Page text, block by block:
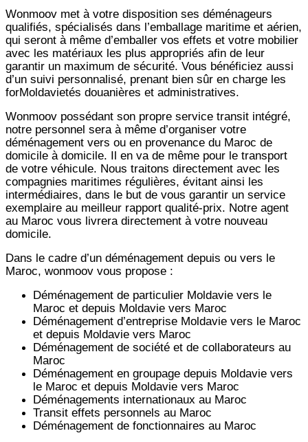
Wonmoov met à votre disposition ses déménageurs
qualifiés, spécialisés dans l’emballage maritime et aérien,
qui seront à même d’emballer vos effets et votre mobilier
avec les matériaux les plus appropriés afin de leur
garantir un maximum de sécurité. Vous bénéficiez aussi
d’un suivi personnalisé, prenant bien sûr en charge les
forMoldavietés douanières et administratives.
Wonmoov possédant son propre service transit intégré,
notre personnel sera à même d’organiser votre
déménagement vers ou en provenance du Maroc de
domicile à domicile. Il en va de même pour le transport
de votre véhicule. Nous traitons directement avec les
compagnies maritimes régulières, évitant ainsi les
intermédiaires, dans le but de vous garantir un service
exemplaire au meilleur rapport qualité-prix. Notre agent
au Maroc vous livrera directement à votre nouveau
domicile.
Dans le cadre d’un déménagement depuis ou vers le
Maroc, wonmoov vous propose :
Déménagement de particulier Moldavie vers le
Maroc et depuis Moldavie vers Maroc
Déménagement d’entreprise Moldavie vers le Maroc
et depuis Moldavie vers Maroc
Déménagement de société et de collaborateurs au
Maroc
Déménagement en groupage depuis Moldavie vers
le Maroc et depuis Moldavie vers Maroc
Déménagements internationaux au Maroc
Transit effets personnels au Maroc
Déménagement de fonctionnaires au Maroc